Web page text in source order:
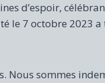
d’espoir,
le 7 octobre 2023
Nous sommes